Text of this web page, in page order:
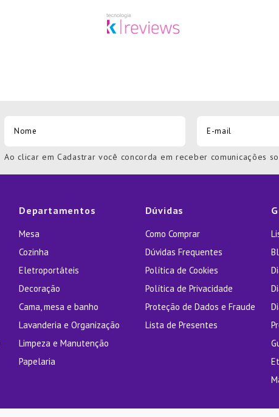
Ao clicar em Cadastrar você concorda em receber comunicações
Departamentos
Mesa
Cozinha
Eletroportáteis
Decoração
Cama, mesa e banho
Lavanderia e Organização
Limpeza e Manutenção
Papelaria
Dúvidas
Como Comprar
Dúvidas Frequentes
Política de Cookies
Política de Privacidade
Proteção de Dados e Fraude
Lista de Presentes